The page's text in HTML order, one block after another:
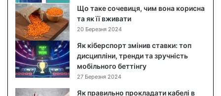
п
о
к
р
о
к
о
в
и
Що таке сочевиця, чим вона корисна
та як її вживати
20 Березня 2024
Як кіберспорт змінив ставки: топ
дисципліни, тренди та зручність
мобільного беттінгу
27 Березня 2024
Як правильно прокладати кабелі в